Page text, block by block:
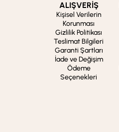
ALIŞVERİŞ
Kişisel Verilerin
Korunması
Gizlilik Politikası
Teslimat Bilgileri
Garanti Şartları
İade ve Değişim
Ödeme
Seçenekleri